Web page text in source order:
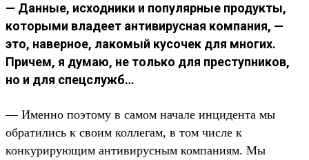
— Данные, исходники и популярные продукты,
которыми владеет антивирусная компания, —
это, наверное, лакомый кусочек для многих.
Причем, я думаю, не только для преступников,
но и для спецслужб…
— Именно поэтому в самом начале инцидента мы
обратились к своим коллегам, в том числе к
конкурирующим антивирусным компаниям. Мы